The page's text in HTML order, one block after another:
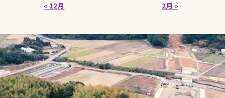
« 12月 2月 »